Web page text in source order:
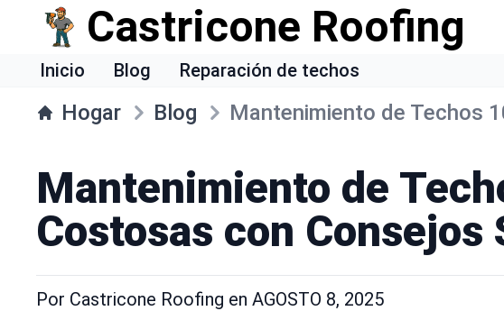
Castricone Roofing
Inicio Blog Reparación de techos
Hogar Blog Mantenimiento de Techos
Mantenimiento de
Costosas con Consejos
Por Castricone Roofing en AGOSTO 8, 2025